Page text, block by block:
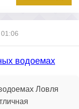
водоемах
Ловля